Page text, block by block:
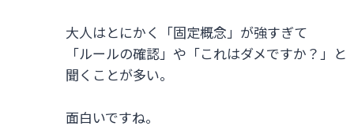
大人はとにかく「固定概念」が強すぎて
「ルールの確認」や「これはダメですか？」と
聞くことが多い。
面白いですね。